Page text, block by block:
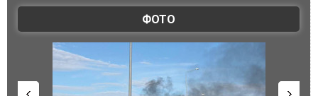
ФОТО